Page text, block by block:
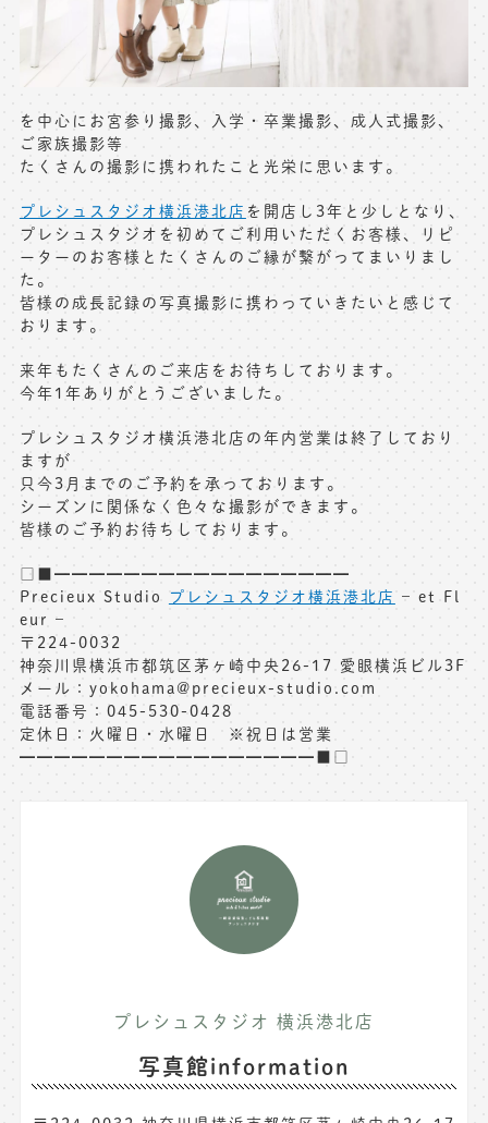
を中心にお宮参り撮影、入学・卒業撮影、成人式撮影、
ご家族撮影等
たくさんの撮影に携われたこと光栄に思います。
プレシュスタジオ横浜港北店 を開店し3年と少しとなり、
プレシュスタジオを初めてご利用いただくお客様、リピ
ーターのお客様とたくさんのご縁が繋がってまいりまし
た。
皆様の成長記録の写真撮影に携わっていきたいと感じて
おります。
来年もたくさんのご来店をお待ちしております。
今年1年ありがとうございました。
プレシュスタジオ横浜港北店の年内営業は終了しており
ますが
只今3月までのご予約を承っております。
シーズンに関係なく色々な撮影ができます。
皆様のご予約お待ちしております。
□■━━━━━━━━━━━━━━━━━
Precieux Studio プレシュスタジオ横浜港北店 – et Fl
eur –
〒224-0032
神奈川県横浜市都筑区茅ヶ崎中央26-17 愛眼横浜ビル3F
メール：yokohama@precieux-studio.com
電話番号：045-530-0428
定休日：火曜日・水曜日 ※祝日は営業
━━━━━━━━━━━━━━━━━■□
プレシュスタジオ 横浜港北店
写真館information